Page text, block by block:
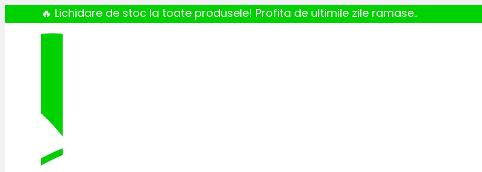
🔥 Lichidare de stoc la toate produsele! Profita de ultimile zile ramase..